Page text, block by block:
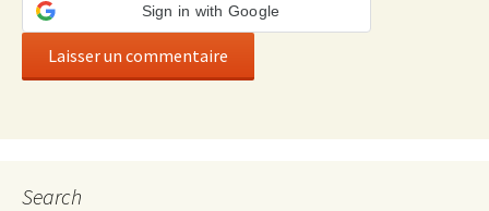
Sign in with Google
Search